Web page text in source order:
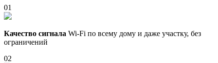
01
Качество сигнала Wi-Fi по всему дому и даже участку, без
ограничений
02